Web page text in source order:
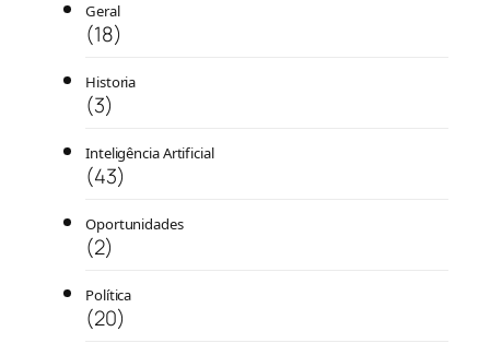
Geral
(18)
Historia
(3)
Inteligência Artificial
(43)
Oportunidades
(2)
Política
(20)